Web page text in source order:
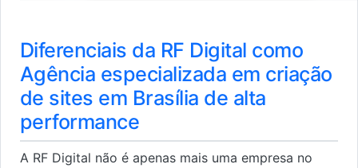
Diferenciais da RF Digital como
Agência especializada em criação
de sites em Brasília de alta
performance
A RF Digital não é apenas mais uma empresa no